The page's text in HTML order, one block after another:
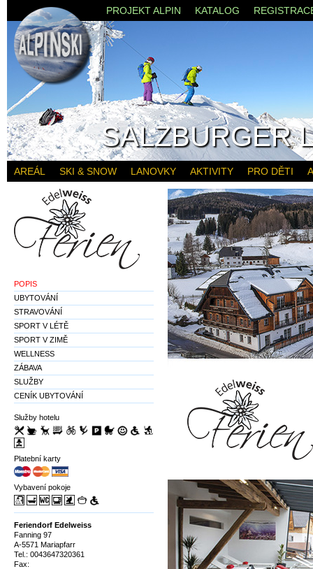
POPIS
UBYTOVÁNÍ
STRAVOVÁNÍ
SPORT V LÉTĚ
SPORT V ZIMĚ
WELLNESS
ZÁBAVA
SLUŽBY
CENÍK UBYTOVÁNÍ
Služby hotelu
Platební karty
Vybavení pokoje
Feriendorf Edelweiss
Fanning 97
A-5571 Mariapfarr
Tel.: 0043647320361
Fax:
PROJEKT ALPIN KATALOG
AREÁL SKI & SNOW LANOVKY AKTIVITY PRO DĚTI
SALZBURGER